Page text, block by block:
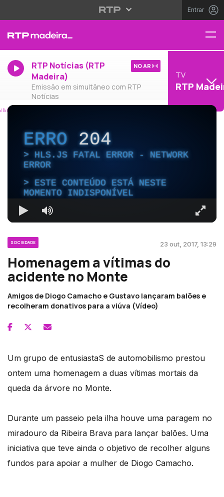
Entrar
RTP Notícias (RTP
Madeira)
Emissão em simultâneo com RTP
Notícias
NO AR
TV
RTP
ERRO204
HLS.JS FATAL ERROR - NETWORK
ERROR
ESTE CONTEÚDO ESTÁ NESTE
MOMENTO INDISPONÍVEL
SOCIEDADE 23 out, 2017, 13:29
Homenagem a vítimas do
acidente no Monte
Amigos de Diogo Camacho e Gustavo lançaram balões e
recolheram donativos para a viúva (Vídeo)
Um grupo de entusiastaS de automobilismo prestou
ontem uma homenagem a duas vítimas mortais da
queda da árvore no Monte.
Durante um passeio pela ilha houve uma paragem no
miradouro da Ribeira Brava para lançar balões. Uma
iniciativa que teve ainda o objetivo de recolher alguns
fundos para apoiar a mulher de Diogo Camacho.